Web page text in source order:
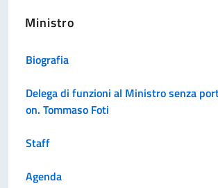
Ministro
Biografia
Delega di funzioni al Ministro senza
on. Tommaso Foti
Staff
Agenda